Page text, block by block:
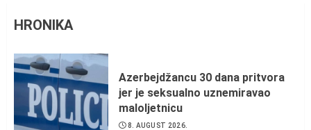
HRONIKA
Azerbejdžancu 30 dana pritvora
jer je seksualno uznemiravao
maloljetnicu
8. AUGUST 2026.